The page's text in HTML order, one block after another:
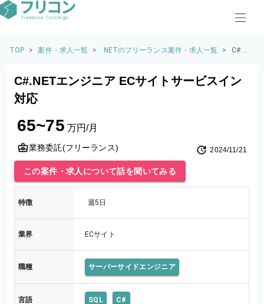
TOP > 案件・求人一覧 > .NETのフリーランス案件・求人一覧 >
C#.NE
ア EC
応
C#.NETエンジニア ECサイトサービスイン
対応
65~75 万円/月
業務委託(フリーランス) 2024/11/21
この案件・求人について話を聞いてみる
特徴 週5日
業界 ECサイト
職種 サーバーサイドエンジニア
言語 SQL C#